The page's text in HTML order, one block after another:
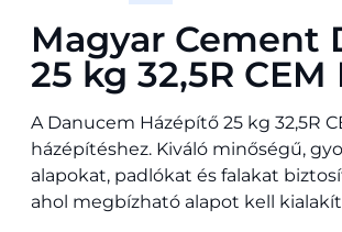
Magyar Cement
25 kg 32,5R CEM
A Danucem Házépítő 25 kg 32,5R
házépítéshez. Kiváló minőségű,
alapokat, padlókat és falakat
ahol megbízható alapot kell